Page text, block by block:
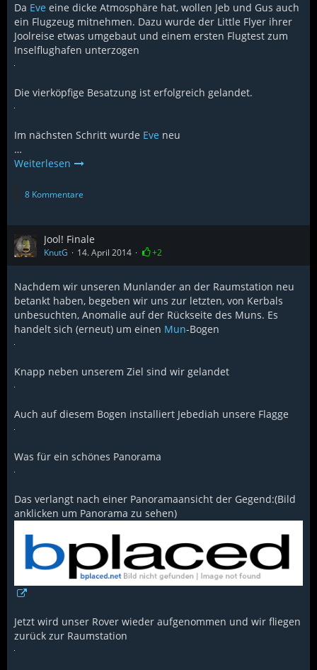
Da Eve eine dicke Atmosphäre hat, wollen Jeb und Gus auch
ein Flugzeug mitnehmen. Dazu wurde der Little Flyer ihrer
Joolreise etwas umgebaut und einem ersten Flugtest zum
Inselflughafen unterzogen
Die vierköpfige Besatzung ist erfolgreich gelandet.
Im nächsten Schritt wurde Eve neu
…
Weiterlesen
8 Kommentare
Jool! Finale
KnutG 14. April 2014 +2
Nachdem wir unseren Munlander an der Raumstation neu
betankt haben, begeben wir uns zur letzten, von Kerbals
unbesuchten, Anomalie auf der Rückseite des Muns. Es
handelt sich (erneut) um einen Mun-Bogen
Knapp neben unserem Ziel sind wir gelandet
Auch auf diesem Bogen installiert Jebediah unsere Flagge
Was für ein schönes Panorama
Das verlangt nach einer Panoramaansicht der Gegend:(Bild
anklicken um Panorama zu sehen)
Jetzt wird unser Rover wieder aufgenommen und wir fliegen
zurück zur Raumstation